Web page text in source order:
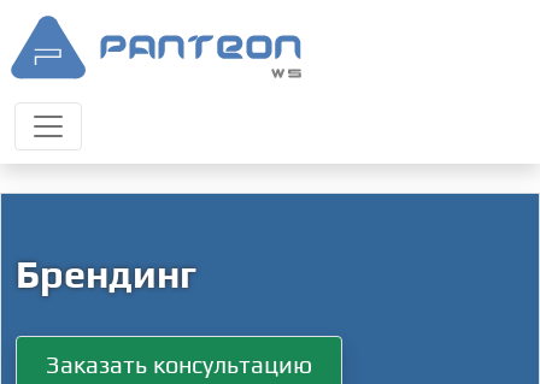
Брендинг
Заказать консультацию